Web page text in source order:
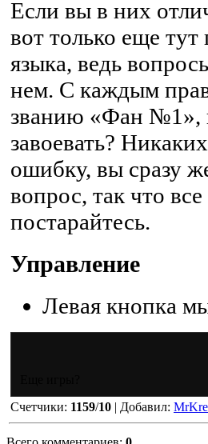
Если вы в них
вот только еще тут
языка, ведь
нем. С каждым
званию «Фан №1»,
завоевать?
ошибку, вы сразу
вопрос, так что
постарайтесь.
Управление
Левая кнопка
Счетчики: 1159/10 | Добавил: